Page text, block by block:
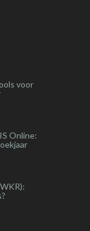
voor
Online: